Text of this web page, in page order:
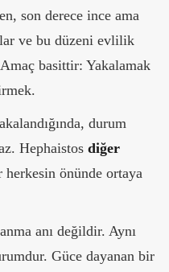
son derece ince ama
ve bu düzeni evlilik
basittir: Yakalamak
durum
Hephaistos diğer
herkesin önünde ortaya
anı değildir. Aynı
Güce dayanan bir